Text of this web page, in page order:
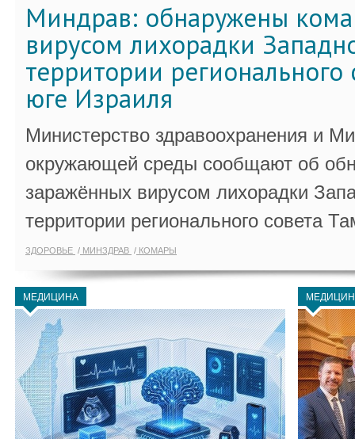
Миндрав: обнаружены
вирусом лихорадки
территории регионального
юге Израиля
Министерство здравоохранения и
окружающей среды сообщают об
заражённых вирусом лихорадки
территории регионального совета
ЗДОРОВЬЕ МИНЗДРАВ КОМАРЫ
МЕДИЦИНА